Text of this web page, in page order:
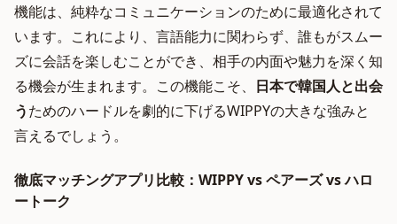
機能は、純粋なコミュニケーションのために最適化されて
います。これにより、言語能力に関わらず、誰もがスムー
ズに会話を楽しむことができ、相手の内面や魅力を深く知
る機会が生まれます。この機能こそ、 日本で韓国人と出会
うためのハードルを劇的に下げるWIPPYの大きな強みと
言えるでしょう。
徹底マッチングアプリ比較：WIPPY vs ペアーズ vs ハロ
ートーク